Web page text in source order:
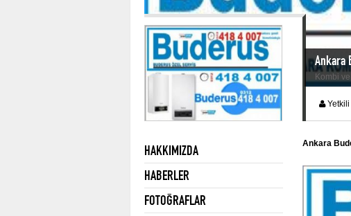
Ankara
Kombi
HAKKIMIZDA
HABERLER
FOTOĞRAFLAR
Ankara